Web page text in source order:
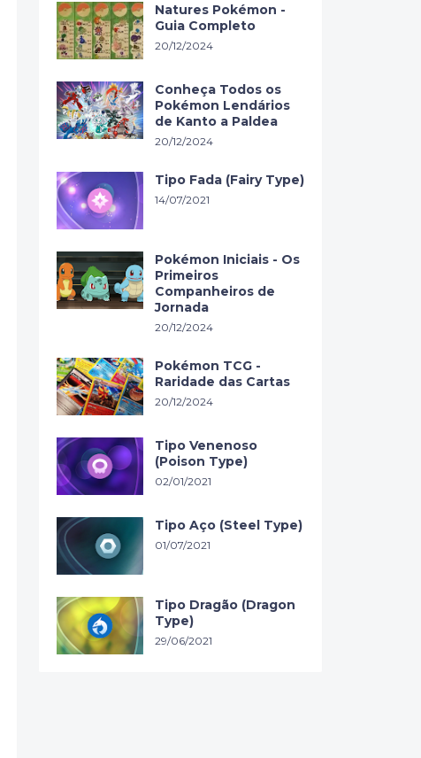
Natures Pokémon -
Guia Completo
20/12/2024
Conheça Todos os
Pokémon Lendários
de Kanto a Paldea
20/12/2024
Tipo Fada (Fairy Type)
14/07/2021
Pokémon Iniciais - Os
Primeiros
Companheiros de
Jornada
20/12/2024
Pokémon TCG -
Raridade das Cartas
20/12/2024
Tipo Venenoso
(Poison Type)
02/01/2021
Tipo Aço (Steel Type)
01/07/2021
Tipo Dragão (Dragon
Type)
29/06/2021